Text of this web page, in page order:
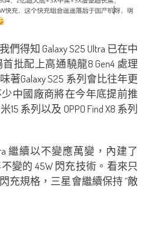
得知 Galaxy S25 Ultra 已在中
批配上高通驍龍8 Gen4 處理
Galaxy S25 系列會比往年更
中國廠商將在今年底提前推
系列以及 OPPO Find X8 系列
繼續以不變應萬變，內建了
變的 45W 閃充技術。看來只
充規格，三星會繼續保持 “敵